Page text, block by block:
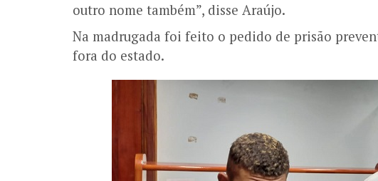
outro nome também”, disse Araújo.
Na madrugada foi feito o pedido de prisão
fora do estado.